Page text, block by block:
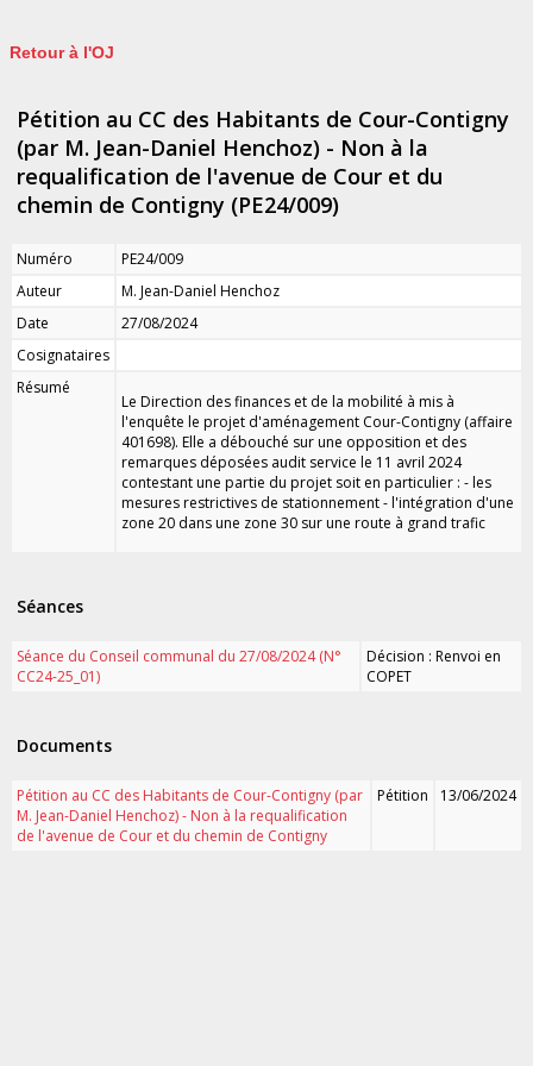
Retour à l'OJ
Pétition au CC des Habitants de Cour-Contigny
(par M. Jean-Daniel Henchoz) - Non à la
requalification de l'avenue de Cour et du
chemin de Contigny (PE24/009)
Numéro
PE24/009
Auteur
M. Jean-Daniel Henchoz
Date
27/08/2024
Cosignataires
Résumé
Le Direction des finances et de la mobilité à mis à
l'enquête le projet d'aménagement Cour-Contigny (affaire
401698). Elle a débouché sur une opposition et des
remarques déposées audit service le 11 avril 2024
contestant une partie du projet soit en particulier : - les
mesures restrictives de stationnement - l'intégration d'une
zone 20 dans une zone 30 sur une route à grand trafic
Séances
Séance du Conseil communal du 27/08/2024 (N°
CC24-25_01)
Décision : Renvoi en
COPET
Documents
Pétition au CC des Habitants de Cour-Contigny (par
M. Jean-Daniel Henchoz) - Non à la requalification
de l'avenue de Cour et du chemin de Contigny
Pétition 13/06/2024